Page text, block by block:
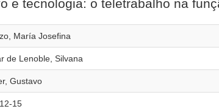
e tecnologia: o teletrabalho na
María Josefina
de Lenoble, Silvana
Gustavo
15